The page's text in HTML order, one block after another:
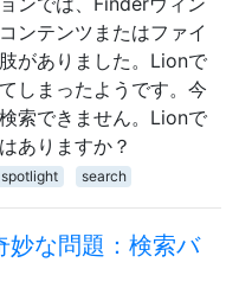
ンテンツまたはファイ
がありました。Lionで
しまったようです。今
索できません。Lionで
ありますか？
spotlight search
妙な問題：検索バ